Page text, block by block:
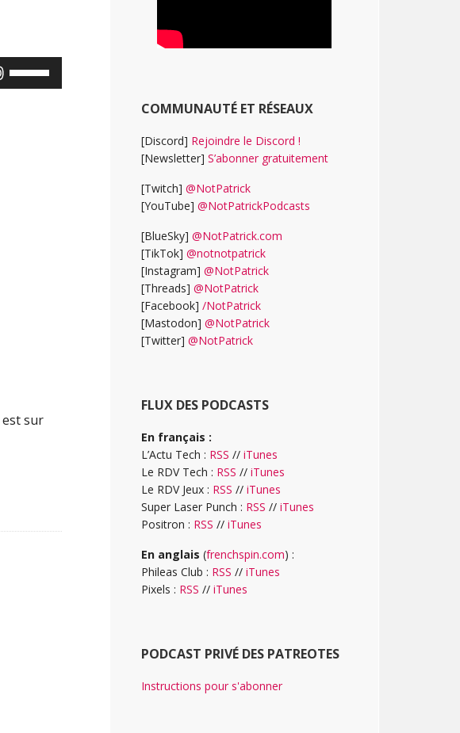
les
est sur
COMMUNAUTÉ ET RÉSEAUX
[Discord] Rejoindre le Discord !
[Newsletter] S’abonner gratuitement
[Twitch] @NotPatrick
[YouTube] @NotPatrickPodcasts
[BlueSky] @NotPatrick.com
[TikTok] @notnotpatrick
[Instagram] @NotPatrick
[Threads] @NotPatrick
[Facebook] /NotPatrick
[Mastodon] @NotPatrick
[Twitter] @NotPatrick
FLUX DES PODCASTS
En français :
L’Actu Tech : RSS // iTunes
Le RDV Tech : RSS // iTunes
Le RDV Jeux : RSS // iTunes
Super Laser Punch : RSS // iTunes
Positron : RSS // iTunes
En anglais (frenchspin.com) :
Phileas Club : RSS // iTunes
Pixels : RSS // iTunes
PODCAST PRIVÉ DES PATREOTES
Instructions pour s'abonner